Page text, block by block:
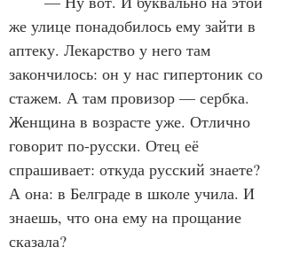
же улице понадобилось ему зайти в
аптеку. Лекарство у него там
закончилось: он у нас гипертоник со
стажем. А там провизор — сербка.
Женщина в возрасте уже. Отлично
говорит по-русски. Отец её
спрашивает: откуда русский знаете?
А она: в Белграде в школе учила. И
знаешь, что она ему на прощание
сказала?